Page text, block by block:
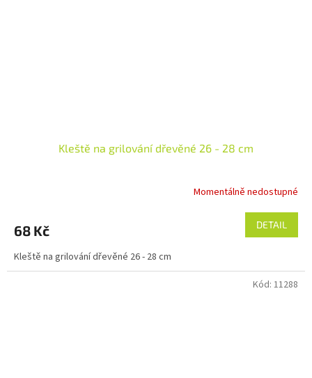
Kleště na grilování dřevěné 26 - 28 cm
Momentálně nedostupné
68 Kč DETAIL
Kleště na grilování dřevěné 26 - 28 cm
Kód: 11288